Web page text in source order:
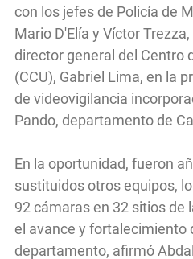
con los jefes de Policía de
Mario D'Elía y Víctor
director general del Centro
(CCU), Gabriel Lima, en la
de videovigilancia
Pando, departamento de
En la oportunidad, fueron
sustituidos otros equipos,
92 cámaras en 32 sitios de
el avance y fortalecimiento
departamento, afirmó